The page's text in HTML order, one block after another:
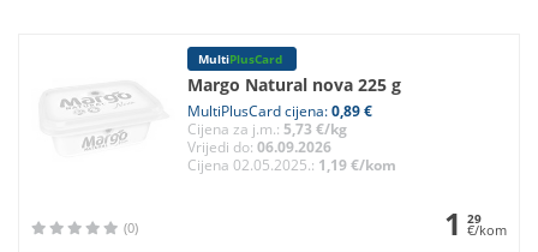
MultiPlusCard
Margo Natural nova 225 g
MultiPlusCard cijena:0,89 €
Cijena za j.m.: 5,73 €/kg
Vrijedi do: 06.09.2026
Cijena 02.05.2025.: 1,19 €/kom
(0) 1 29
€/kom